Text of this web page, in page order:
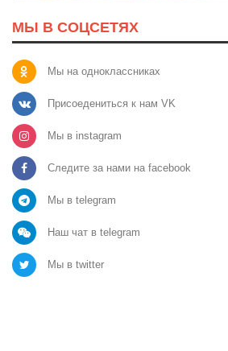
МЫ В СОЦСЕТЯХ
Мы на одноклассниках
Присоедениться к нам VK
Мы в instagram
Следите за нами на facebook
Мы в telegram
Наш чат в telegram
Мы в twitter